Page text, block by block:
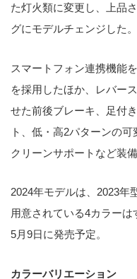
た灯火類に変更し、上品
グにモデルチェンジした。
スマートフォン連携機能
を採用したほか、レバー
せた前後ブレーキ、足付
ト、低・高2パターンの
クリーンサポートなど装備
2024年モデルは、2023年
用意されている4カラー
5月9日に発売予定。
カラーバリエーション